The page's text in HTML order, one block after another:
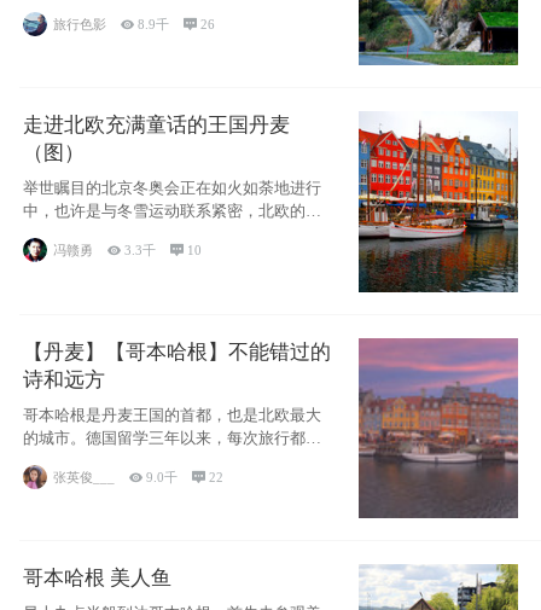
旅行色影 8.9千 26
走进北欧充满童话的王国丹麦
（图）
举世瞩目的北京冬奥会正在如火如荼地进行
中，也许是与冬雪运动联系紧密，北欧的一
些国家因
冯赣勇 3.3千  10
【丹麦】【哥本哈根】不能错过的
诗和远方
哥本哈根是丹麦王国的首都，也是北欧最大
的城市。德国留学三年以来，每次旅行都是
张英俊___ 9.0千 22
哥本哈根 美人鱼